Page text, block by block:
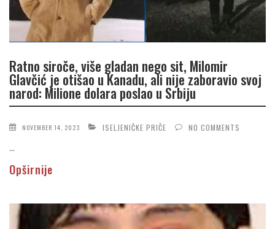
Ratno siroče, više gladan nego sit, Milomir
Glavčić je otišao u Kanadu, ali nije zaboravio svoj
narod: Milione dolara poslao u Srbiju
NOVEMBER 14, 2023 ISELJENIČKE PRIČE NO COMMENTS
...
Opširnije